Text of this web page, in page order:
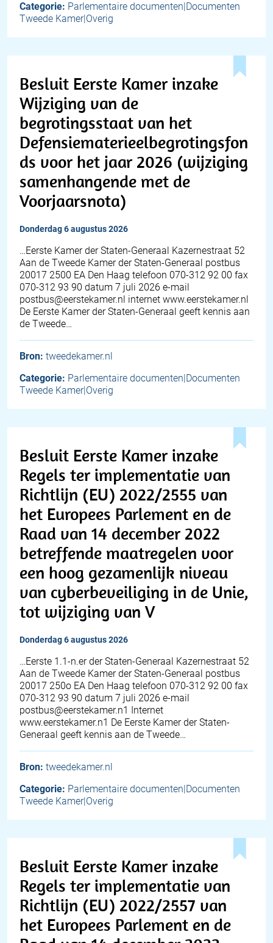
Categorie: Parlementaire documenten|Documenten
Tweede Kamer|Overig
Besluit Eerste Kamer inzake
Wijziging van de
begrotingsstaat van het
Defensiematerieelbegrotingsfon
ds voor het jaar 2026 (wijziging
samenhangende met de
Voorjaarsnota)
donderdag 6 augustus 2026
…Eerste Kamer der Staten-Generaal Kazernestraat 52
Aan de Tweede Kamer der Staten-Generaal postbus
20017 2500 EA Den Haag telefoon 070-312 92 00 fax
070-312 93 90 datum 7 juli 2026 e-mail
postbus@eerstekamer.nl internet www.eerstekamer.nl
De Eerste Kamer der Staten-Generaal geeft kennis aan
de Tweede…
Bron: tweedekamer.nl
Categorie: Parlementaire documenten|Documenten
Tweede Kamer|Overig
Besluit Eerste Kamer inzake
Regels ter implementatie van
Richtlijn (EU) 2022/2555 van
het Europees Parlement en de
Raad van 14 december 2022
betreffende maatregelen voor
een hoog gezamenlijk niveau
van cyberbeveiliging in de Unie,
tot wijziging van V
donderdag 6 augustus 2026
…Eerste 1.1-n.er der Staten-Generaal Kazernestraat 52
Aan de Tweede Kamer der Staten-Generaal postbus
20017 250o EA Den Haag telefoon 070-312 92 00 fax
070-312 93 90 datum 7 juli 2026 e-mail
postbus@eerstekamer.n1 Internet
www.eerstekamer.n1 De Eerste Kamer der Staten-
Generaal geeft kennis aan de Tweede…
Bron: tweedekamer.nl
Categorie: Parlementaire documenten|Documenten
Tweede Kamer|Overig
Besluit Eerste Kamer inzake
Regels ter implementatie van
Richtlijn (EU) 2022/2557 van
het Europees Parlement en de